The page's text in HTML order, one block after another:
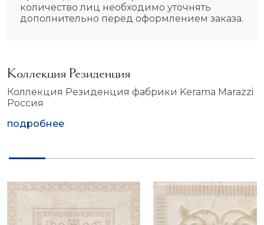
количество лиц необходимо уточнять
дополнительно перед оформлением заказа.
Коллекция Резиденция
Коллекция Резиденция фабрики Kerama Marazzi
Россия
подробнее